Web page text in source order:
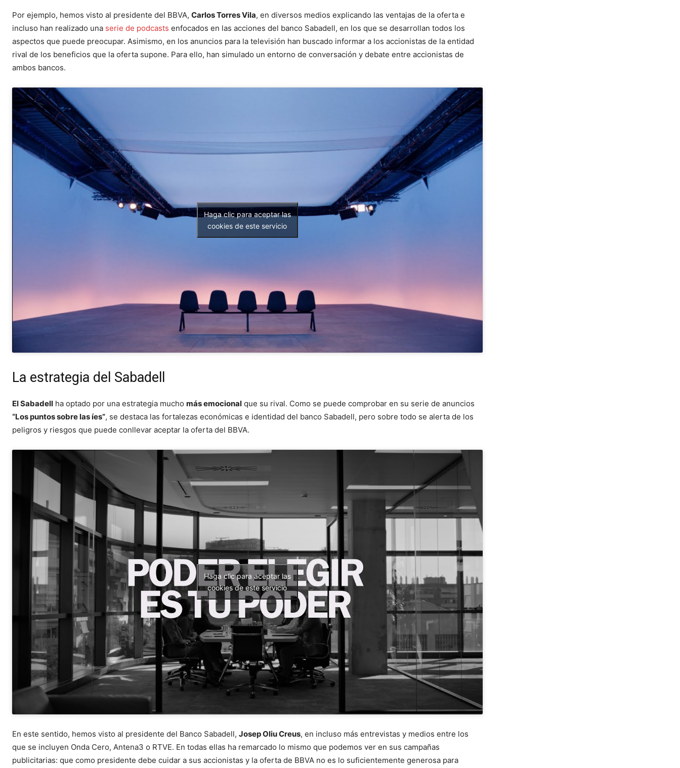
Por ejemplo, hemos visto al presidente del BBVA, Carlos Torres Vila, en diversos medios explicando las ventajas de la oferta e
incluso han realizado una serie de podcasts enfocados en las acciones del banco Sabadell, en los que se desarrollan todos los
aspectos que puede preocupar. Asimismo, en los anuncios para la televisión han buscado informar a los accionistas de la entidad
rival de los beneficios que la oferta supone. Para ello, han simulado un entorno de conversación y debate entre accionistas de
ambos bancos.
Haga clic para aceptar las
cookies de este servicio
La estrategia del Sabadell
El Sabadell ha optado por una estrategia mucho más emocional que su rival. Como se puede comprobar en su serie de anuncios
“Los puntos sobre las íes”, se destaca las fortalezas económicas e identidad del banco Sabadell, pero sobre todo se alerta de los
peligros y riesgos que puede conllevar aceptar la oferta del BBVA.
Haga clic para aceptar las
cookies de este servicio
En este sentido, hemos visto al presidente del Banco Sabadell, Josep Oliu Creus, en incluso más entrevistas y medios entre los
que se incluyen Onda Cero, Antena3 o RTVE. En todas ellas ha remarcado lo mismo que podemos ver en sus campañas
publicitarias: que como presidente debe cuidar a sus accionistas y la oferta de BBVA no es lo suficientemente generosa para